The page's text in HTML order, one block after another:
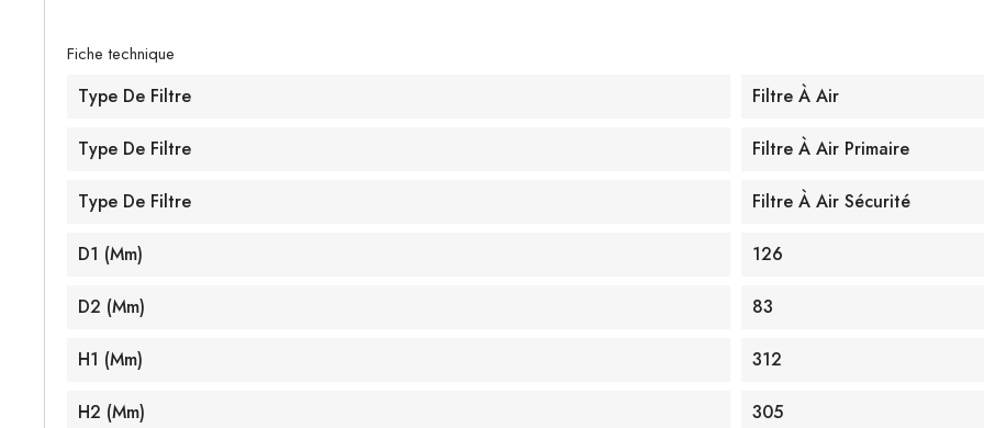
Fiche technique
Type De Filtre Filtre À Air
Type De Filtre Filtre À Air Primaire
Type De Filtre Filtre À Air Sécurité
D1 (mm) 126
D2 (mm) 83
H1 (mm) 312
H2 (mm) 305